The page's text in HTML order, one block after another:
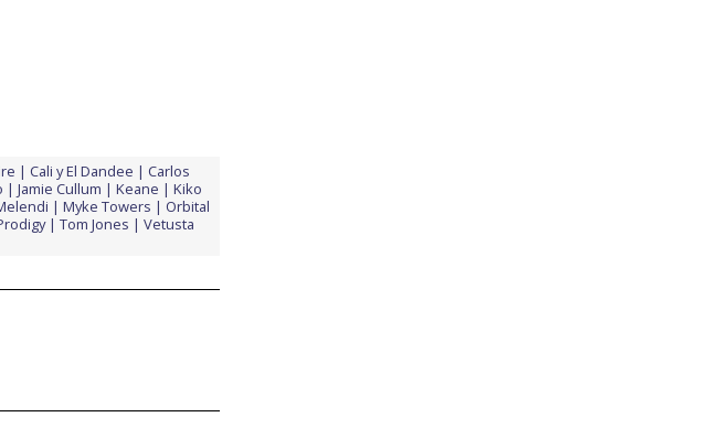
Cali y El Dandee
Carlos
Jamie Cullum Keane
Kiko
Myke Towers
Orbital
Tom Jones
Vetusta